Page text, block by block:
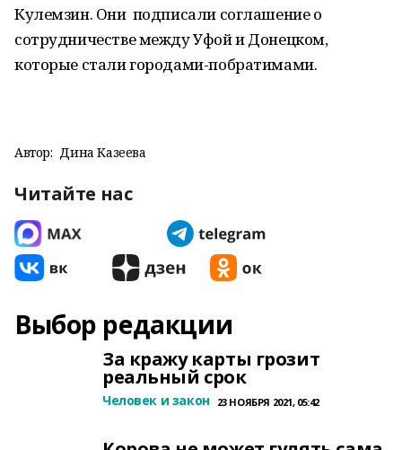
Кулемзин. Они подписали соглашение о
сотрудничестве между Уфой и Донецком,
которые стали городами-побратимами.
Автор: Дина Казеева
Читайте нас
Выбор редакции
За кражу карты грозит
реальный срок
Человек и закон 23 НОЯБРЯ 2021, 05:42